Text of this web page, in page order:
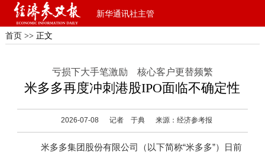
新华通讯社主管
首页 >> 正文
亏损下大手笔激励 核心客户更替频繁
米多多再度冲刺港股IPO面临不确定性
2026-07-08 记者 于典 来源：经济参考报
米多多集团股份有限公司（以下简称“米多多”）日前